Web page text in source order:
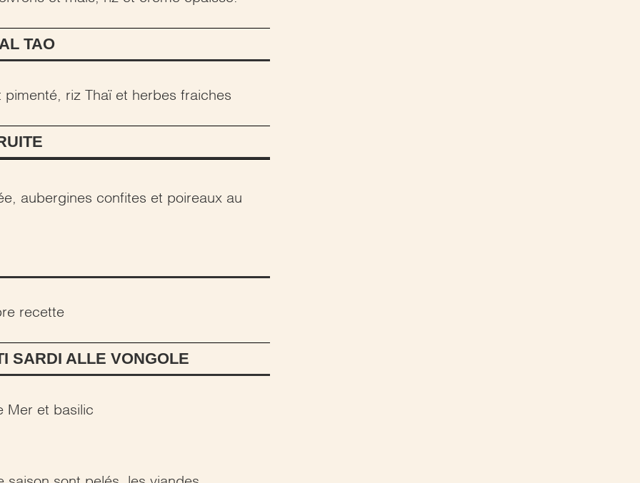
TAO
riz Thaï et herbes fraiches
aubergines confites et poireaux au
recette
SARDI ALLE VONGOLE
Mer et basilic
saison sont pelés, les viandes